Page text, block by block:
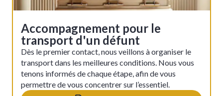
Accompagnement pour le
transport d'un défunt
Dès le premier contact, nous veillons à organiser le
transport dans les meilleures conditions. Nous vous
tenons informés de chaque étape, afin de vous
permettre de vous concentrer sur l’essentiel.